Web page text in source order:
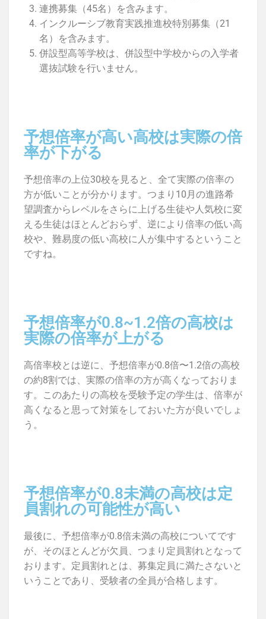
連携募集（45名）を含みます。
インクルーシブ教育実践推進校特別募集（21
名）を含みます。
併設型高等学校は、併設型中学校からの入学者
選抜試験を行いません。
予想倍率が高い高校は実際の倍
率が下がる
予想倍率の上位30校を見ると、全て実際の倍率の
方が低いことが分かります。つまり10月の進路希
望調査からレベルをさらに上げる生徒や人気校に変
える生徒はほとんどおらず、逆により倍率の低い高
校や、難易度の低い高校に人が集中するということ
ですね。
予想倍率が0.8~1.2倍の高校は
実際の倍率が上がる
高倍率校とは逆に、予想倍率が0.8倍〜1.2倍の高校
の約8割では、実際の倍率の方が高くなっておりま
す。このあたりの高校を受験予定の学生は、倍率が
高くなると思って対策をしておいた方が良いでしょ
う。
予想倍率が0.8未満の高校は定
員割れの可能性が高い
最後に、予想倍率が0.8倍未満の高校についてです
が、そのほとんどが欠員、つまり定員割れとなって
おります。定員割れとは、募集定員に満たさないと
いうことであり、受験者の全員が合格します。